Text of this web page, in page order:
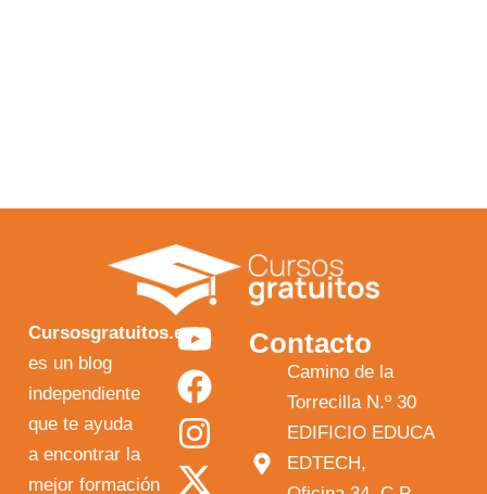
Cursosgratuitos.es
es un blog
independiente
que te ayuda
a encontrar la
mejor formación
Y
o
u
t
u
F
a
c
e
b
I
n
s
t
a
X
-
t
w
i
Contacto
Camino de la
Torrecilla N.º 30
EDIFICIO EDUCA
EDTECH,